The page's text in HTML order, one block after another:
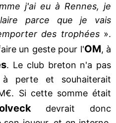
j'ai eu à Rennes, je
parce que je vais
des trophées».
un geste pour l'OM, à
. Le club breton n'a pas
perte et souhaiterait
Si cette somme était
devrait donc